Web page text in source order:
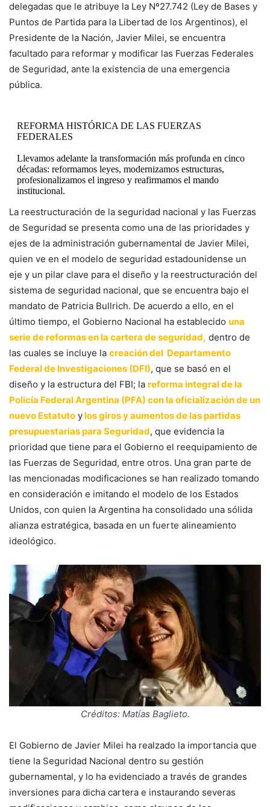
delegadas que le atribuye la Ley Nº27.742 (Ley de Bases y
Puntos de Partida para la Libertad de los Argentinos), el
Presidente de la Nación, Javier Milei, se encuentra
facultado para reformar y modificar las Fuerzas Federales
de Seguridad, ante la existencia de una emergencia
pública.
REFORMA HISTÓRICA DE LAS FUERZAS
FEDERALES
Llevamos adelante la transformación más profunda en cinco
décadas: reformamos leyes, modernizamos estructuras,
profesionalizamos el ingreso y reafirmamos el mando
institucional.
Cada fuerza federal asume su misión definida: la PSA en…
pic.twitter.com/p6gPnLAlEL
— Ministerio de Seguridad Nacional
(@MinSeguridad_Ar)July 8, 2025
La reestructuración de la seguridad nacional y las Fuerzas
de Seguridad se presenta como una de las prioridades y
ejes de la administración gubernamental de Javier Milei,
quien ve en el modelo de seguridad estadounidense un
eje y un pilar clave para el diseño y la reestructuración del
sistema de seguridad nacional, que se encuentra bajo el
mandato de Patricia Bullrich. De acuerdo a ello, en el
último tiempo, el Gobierno Nacional ha establecido una
serie de reformas en la cartera de seguridad, dentro de
las cuales se incluye la creación del Departamento
Federal de Investigaciones (DFI), que se basó en el
diseño y la estructura del FBI; la reforma integral de la
Policía Federal Argentina (PFA) con la oficialización de un
nuevo Estatuto ylos giros y aumentos de las partidas
presupuestarias para Seguridad, que evidencia la
prioridad que tiene para el Gobierno el reequipamiento de
las Fuerzas de Seguridad, entre otros. Una gran parte de
las mencionadas modificaciones se han realizado tomando
en consideración e imitando el modelo de los Estados
Unidos, con quien la Argentina ha consolidado una sólida
alianza estratégica, basada en un fuerte alineamiento
ideológico.
Créditos: Matías Baglieto.
El Gobierno de Javier Milei ha realzado la importancia que
tiene la Seguridad Nacional dentro su gestión
gubernamental, y lo ha evidenciado a través de grandes
inversiones para dicha cartera e instaurando severas